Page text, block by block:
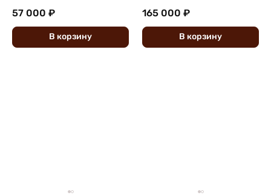
57 000 ₽
В корзину
165 000 ₽
В корзину